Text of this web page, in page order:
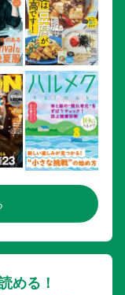
める！